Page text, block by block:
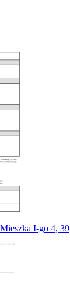
I-go 4, 39